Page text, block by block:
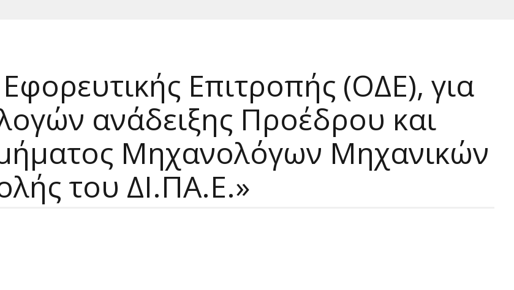
Επιτροπής (ΟΔΕ), για
ανάδειξης Προέδρου και
Μηχανολόγων Μηχανικών
του ΔΙ.ΠΑ.Ε.»